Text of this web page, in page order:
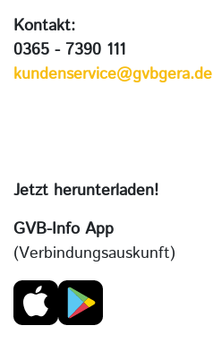
Kontakt:
0365 - 7390 111
kundenservice@gvbgera.de
Jetzt herunterladen!
GVB-Info App
(Verbindungsauskunft)